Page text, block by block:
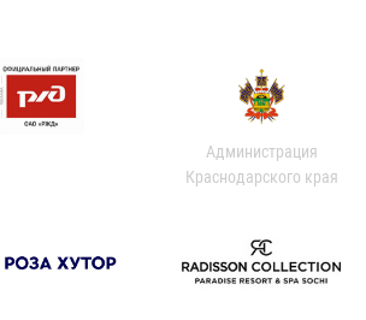
Администрация
Краснодарского края